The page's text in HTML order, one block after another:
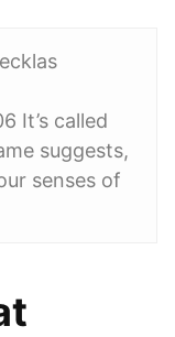
It’s called
suggests,
senses of